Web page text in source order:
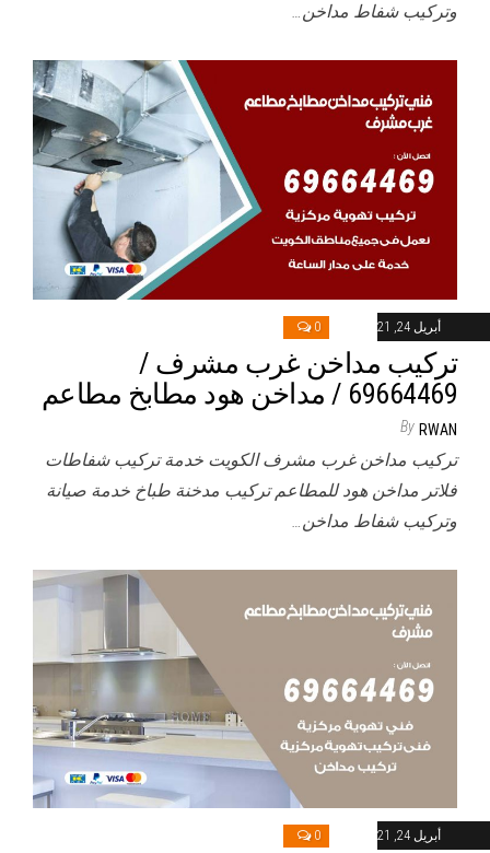
وتركيب شفاط مداخن…
أبريل 24, 2021 0
تركيب مداخن غرب مشرف /
69664469 / مداخن هود مطابخ مطاعم
By RWAN
تركيب مداخن غرب مشرف الكويت خدمة تركيب شفاطات
فلاتر مداخن هود للمطاعم تركيب مدخنة طباخ خدمة صيانة
وتركيب شفاط مداخن…
أبريل 24, 2021 0